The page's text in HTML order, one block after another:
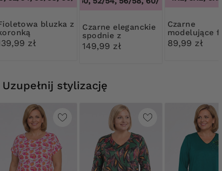
z
zł
Czarne eleganckie
spodnie z
karczkiem
149,99 zł
Czarne
modelujące
kwiatową
89,99 zł
Uzupełnij stylizację